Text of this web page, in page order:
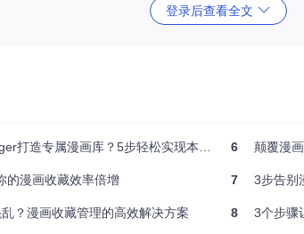
。实验数据显示，完成100部漫画的标签分类，使用
登录后查看全文
库？5步轻松实现本地漫画标签管理与阅读自由
的漫画收藏效率倍增
？漫画收藏管理的高效解决方案
6 颠覆漫
7 3步告别
8 3个步骤